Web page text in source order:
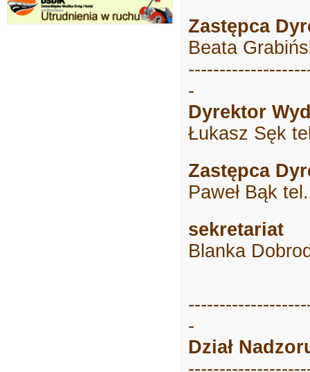
Zastępca
Beata
-
Dyrektor
Łukasz Sęk
Zastępca
Paweł Bąk
sekretariat
Blanka
-
Dział